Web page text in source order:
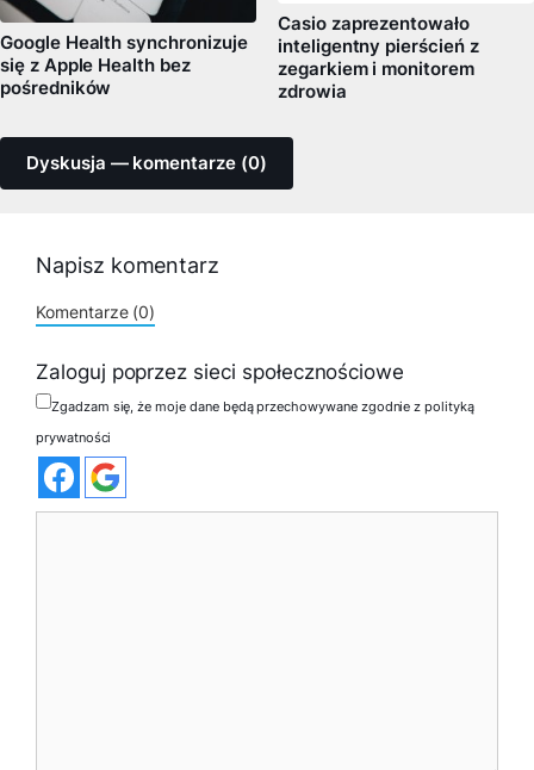
Google Health synchronizuje
się z Apple Health bez
pośredników
Casio zaprezentowało
inteligentny pierścień z
zegarkiem i monitorem
zdrowia
Dyskusja — komentarze (0)
Napisz komentarz
Komentarze (0)
Zaloguj poprzez sieci społecznościowe
Zgadzam się, że moje dane będą przechowywane zgodnie z polityką
prywatności